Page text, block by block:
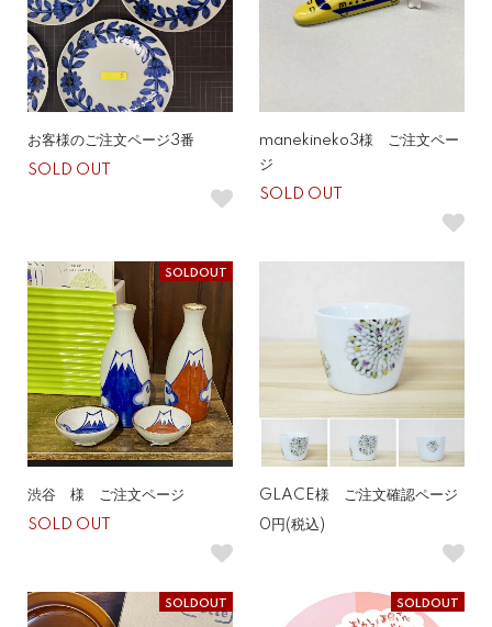
お客様のご注文ページ3番
SOLD OUT
manekineko3様 ご注文ペー
ジ
SOLD OUT
SOLDOUT
渋谷 様 ご注文ページ
SOLD OUT
GLACE様 ご注文確認ページ
0円(税込)
SOLDOUT SOLDOUT